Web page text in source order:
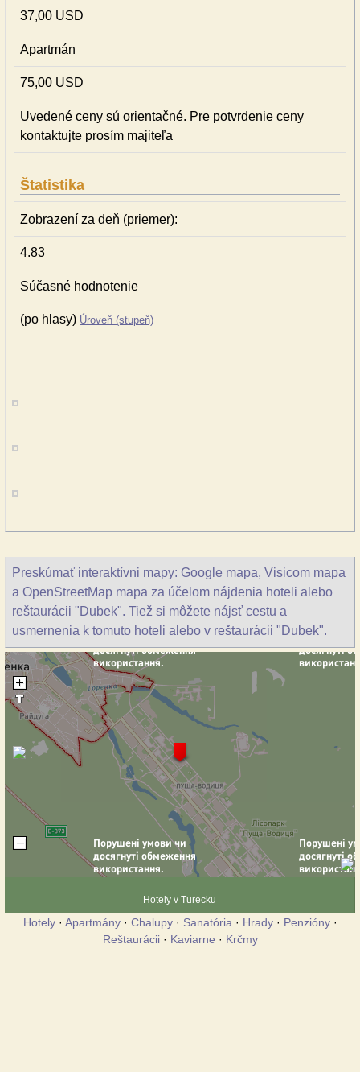
37,00 USD
Apartmán
75,00 USD
Uvedené ceny sú orientačné. Pre potvrdenie ceny
kontaktujte prosím majiteľa
Štatistika
Zobrazení za deň (priemer):
4.83
Súčasné hodnotenie
(po hlasy) Úroveň (stupeň)
Preskúmať interaktívni mapy: Google mapa, Visicom mapa
a OpenStreetMap mapa za účelom nájdenia hoteli alebo
reštaurácii "Dubek". Tiež si môžete nájsť cestu a
usmernenia k tomuto hoteli alebo v reštaurácii "Dubek".
Hotely v Turecku
Hotely· Apartmány· Chalupy· Sanatória · Hrady· Penzióny·
Reštaurácii· Kaviarne · Krčmy